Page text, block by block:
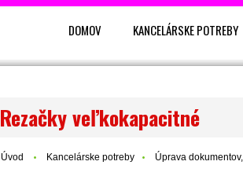
DOMOV KANCELÁRSKE POTREBY
Rezačky veľkokapacitné
Úvod Kancelárske potreby Úprava